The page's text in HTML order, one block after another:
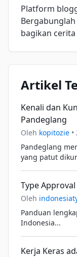
Platform
bagikan cerita
Artikel
Kenali dan
Pandeglang
Oleh kopitozie •
Pandeglang
yang patut
Type
Oleh
Panduan
Indonesia...
Kerja Keras